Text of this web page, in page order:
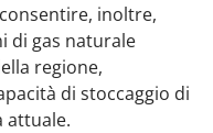
inoltre,
di gas naturale
regione,
di stoccaggio di
attuale.